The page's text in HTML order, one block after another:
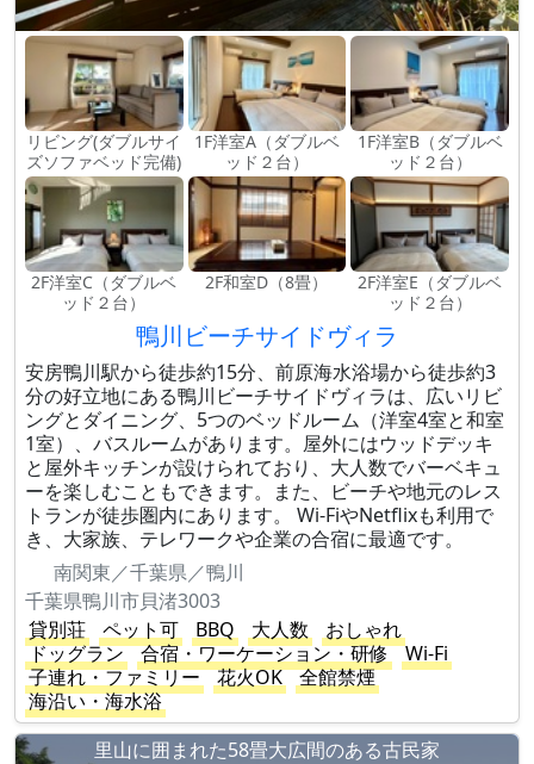
リビング(ダブルサイ
ズソファベッド完備)
1F洋室A（ダブルベ
ッド２台）
1F洋室B（ダブルベ
ッド２台）
2F洋室C（ダブルベ
ッド２台）
2F和室D（8畳）
2F洋室E（ダブルベ
ッド２台）
鴨川ビーチサイドヴィラ
安房鴨川駅から徒歩約15分、前原海水浴場から徒歩約3
分の好立地にある鴨川ビーチサイドヴィラは、広いリビ
ングとダイニング、5つのベッドルーム（洋室4室と和室
1室）、バスルームがあります。屋外にはウッドデッキ
と屋外キッチンが設けられており、大人数でバーベキュ
ーを楽しむこともできます。また、ビーチや地元のレス
トランが徒歩圏内にあります。 Wi-FiやNetflixも利用で
き、大家族、テレワークや企業の合宿に最適です。
南関東／千葉県／鴨川
千葉県鴨川市貝渚3003
貸別荘
ペット可 BBQ 大人数
おしゃれ
ドッグラン
合宿・ワーケーション・研修
Wi-Fi
子連れ・ファミリー
花火OK
全館禁煙
海沿い・海水浴
里山に囲まれた58畳大広間のある古民家